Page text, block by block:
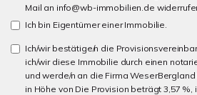
Mail an info@wb-immobilien.de
Ich bin Eigentümer einer Immobilie.
Ich/wir bestätige/n die
ich/wir diese Immobilie durch einen
und werde/n an die Firma
in Höhe von Die Provision beträgt 3,57 %,